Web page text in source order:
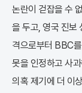
논란이 걷잡을 수
을 두고, 영국 진보
격으로부터 BBC
못을 인정하고 사
의혹 제기에 더 이